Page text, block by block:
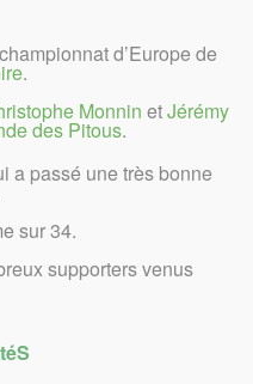
d’Europe de
.
Monnin etJérémy
des Pitous.
a passé une très bonne
sur 34.
supporters venus